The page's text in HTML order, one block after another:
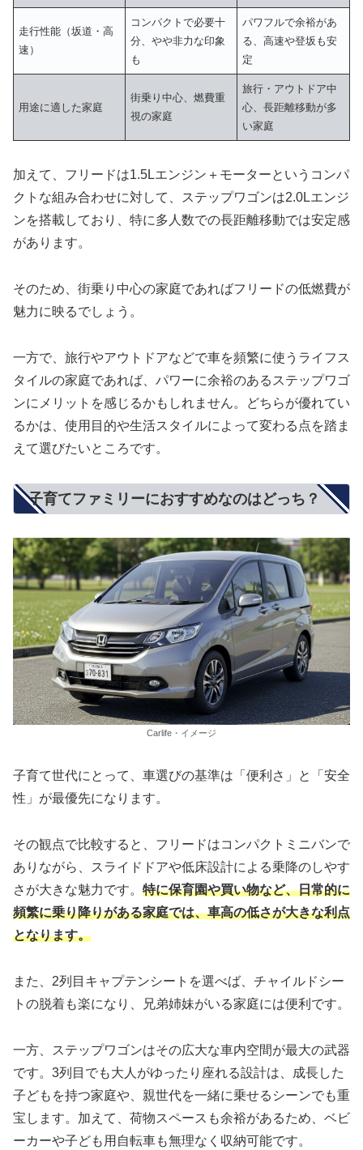
走行性能（坂道・高
速）
コンパクトで必要十
分、やや非力な印象
も
パワフルで余裕があ
る、高速や登坂も安
定
用途に適した家庭
街乗り中心、燃費重
視の家庭
旅行・アウトドア中
心、長距離移動が多
い家庭
加えて、フリードは1.5Lエンジン＋モーターというコンパ
クトな組み合わせに対して、ステップワゴンは2.0Lエンジ
ンを搭載しており、特に多人数での長距離移動では安定感
があります。
そのため、街乗り中心の家庭であればフリードの低燃費が
魅力に映るでしょう。
一方で、旅行やアウトドアなどで車を頻繁に使うライフス
タイルの家庭であれば、パワーに余裕のあるステップワゴ
ンにメリットを感じるかもしれません。どちらが優れてい
るかは、使用目的や生活スタイルによって変わる点を踏ま
えて選びたいところです。
子育てファミリーにおすすめなのはどっち？
Carlife・イメージ
子育て世代にとって、車選びの基準は「便利さ」と「安全
性」が最優先になります。
その観点で比較すると、フリードはコンパクトミニバンで
ありながら、スライドドアや低床設計による乗降のしやす
さが大きな魅力です。 特に保育園や買い物など、日常的に
頻繁に乗り降りがある家庭では、車高の低さが大きな利点
となります。
また、2列目キャプテンシートを選べば、チャイルドシー
トの脱着も楽になり、兄弟姉妹がいる家庭には便利です。
一方、ステップワゴンはその広大な車内空間が最大の武器
です。3列目でも大人がゆったり座れる設計は、成長した
子どもを持つ家庭や、親世代を一緒に乗せるシーンでも重
宝します。加えて、荷物スペースも余裕があるため、ベビ
ーカーや子ども用自転車も無理なく収納可能です。